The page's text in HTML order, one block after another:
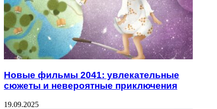
Новые фильмы 2041: увлекательные
сюжеты и невероятные приключения
19.09.2025